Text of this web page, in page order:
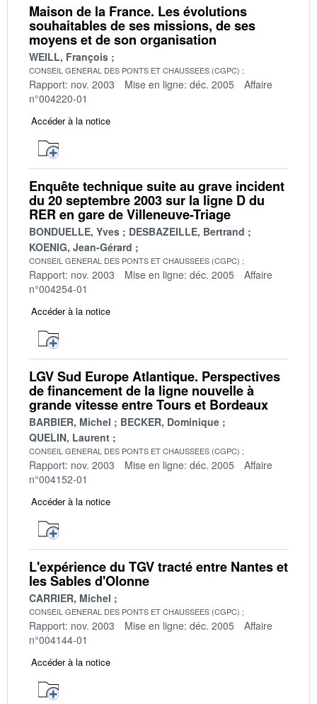
Maison de la France. Les évolutions
souhaitables de ses missions, de ses
moyens et de son organisation
WEILL, François
CONSEIL GENERAL DES PONTS ET CHAUSSEES (CGPC)
Rapport: nov. 2003 Mise en ligne: déc. 2005
Affaire
n°004220-01
Accéder à la notice
Enquête technique suite au grave incident
du 20 septembre 2003 sur la ligne D du
RER en gare de Villeneuve-Triage
BONDUELLE, Yves
DESBAZEILLE, Bertrand
KOENIG, Jean-Gérard
CONSEIL GENERAL DES PONTS ET CHAUSSEES (CGPC)
Rapport: nov. 2003 Mise en ligne: déc. 2005
Affaire
n°004254-01
Accéder à la notice
LGV Sud Europe Atlantique. Perspectives
de financement de la ligne nouvelle à
grande vitesse entre Tours et Bordeaux
BARBIER, Michel
BECKER, Dominique
QUELIN, Laurent
CONSEIL GENERAL DES PONTS ET CHAUSSEES (CGPC)
Rapport: nov. 2003 Mise en ligne: déc. 2005
Affaire
n°004152-01
Accéder à la notice
L'expérience du TGV tracté entre Nantes et
les Sables d'Olonne
CARRIER, Michel
CONSEIL GENERAL DES PONTS ET CHAUSSEES (CGPC)
Rapport: nov. 2003 Mise en ligne: déc. 2005
Affaire
n°004144-01
Accéder à la notice